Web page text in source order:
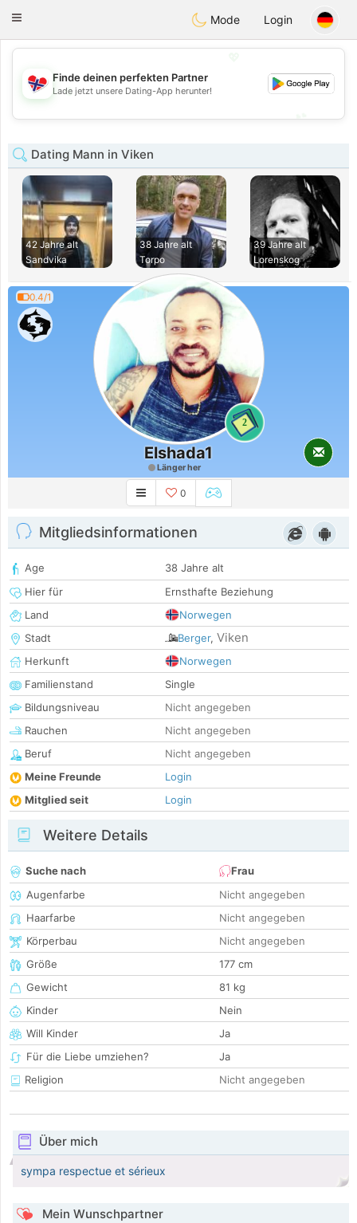
EkteNordmenn
Toggle
Mode Login
💖
💕
Finde deinen perfekten Partner
Lade jetzt unsere Dating-App herunter!
Dating Mann in Viken
42 Jahre alt
Sandvika
38 Jahre alt
Torpo
39 Jahre alt
Lorenskog
0.4/1
2
Elshada1
Länger her
0
Mitgliedsinformationen
Age
38 Jahre alt
Hier für
Ernsthafte Beziehung
Land
Norwegen
Stadt
Berger, Viken
Herkunft
Norwegen
Familienstand
Single
Bildungsniveau
Nicht angegeben
Rauchen
Nicht angegeben
Beruf
Nicht angegeben
Meine Freunde
Login
Mitglied seit
Login
Weitere Details
Suche nach
Frau
Augenfarbe
Nicht angegeben
Haarfarbe
Nicht angegeben
Körperbau
Nicht angegeben
Größe
177 cm
Gewicht
81 kg
Kinder
Nein
Will Kinder
Ja
Für die Liebe umziehen?
Ja
Religion
Nicht angegeben
Über mich
sympa respectue et sérieux
Mein Wunschpartner